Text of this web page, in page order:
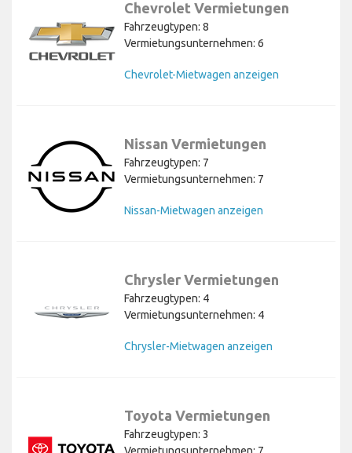
Chevrolet Vermietungen
Fahrzeugtypen: 8
Vermietungsunternehmen: 6
Chevrolet-Mietwagen anzeigen
Nissan Vermietungen
Fahrzeugtypen: 7
Vermietungsunternehmen: 7
Nissan-Mietwagen anzeigen
Chrysler Vermietungen
Fahrzeugtypen: 4
Vermietungsunternehmen: 4
Chrysler-Mietwagen anzeigen
Toyota Vermietungen
Fahrzeugtypen: 3